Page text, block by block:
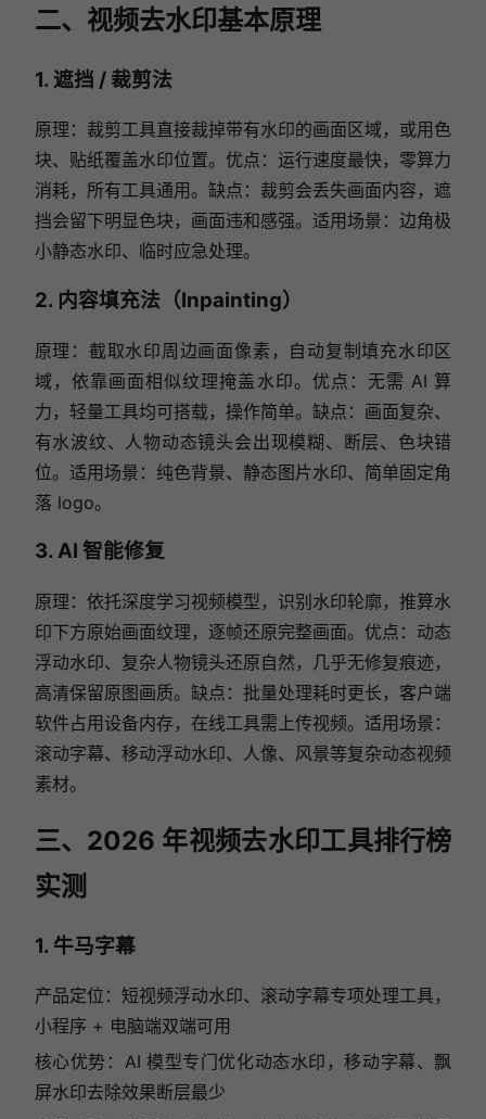
二、视频去水印基本原理
1. 遮挡 / 裁剪法
原理：裁剪工具直接裁掉带有水印的画面区域，或用色
块、贴纸覆盖水印位置。优点：运行速度最快，零算力
消耗，所有工具通用。缺点：裁剪会丢失画面内容，遮
挡会留下明显色块，画面违和感强。适用场景：边角极
小静态水印、临时应急处理。
2. 内容填充法（Inpainting）
原理：截取水印周边画面像素，自动复制填充水印区
域，依靠画面相似纹理掩盖水印。优点：无需 AI 算
力，轻量工具均可搭载，操作简单。缺点：画面复杂、
有水波纹、人物动态镜头会出现模糊、断层、色块错
位。适用场景：纯色背景、静态图片水印、简单固定角
落 logo。
3. AI 智能修复
原理：依托深度学习视频模型，识别水印轮廓，推算水
印下方原始画面纹理，逐帧还原完整画面。优点：动态
浮动水印、复杂人物镜头还原自然，几乎无修复痕迹，
高清保留原图画质。缺点：批量处理耗时更长，客户端
软件占用设备内存，在线工具需上传视频。适用场景：
滚动字幕、移动浮动水印、人像、风景等复杂动态视频
素材。
三、2026 年视频去水印工具排行榜
实测
1. 牛马字幕
产品定位：短视频浮动水印、滚动字幕专项处理工具，
小程序 + 电脑端双端可用
核心优势：AI 模型专门优化动态水印，移动字幕、飘
屏水印去除效果断层最少